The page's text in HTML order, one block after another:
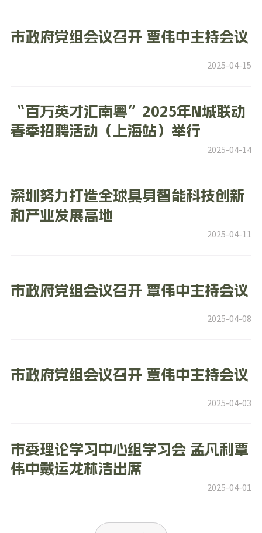
2025-04-15
市政府党组会议召开 覃伟中主持会议
2025-04-14
“百万英才汇南粤”2025年N城联动
春季招聘活动（上海站）举行
2025-04-11
深圳努力打造全球具身智能科技创新
和产业发展高地
2025-04-08
市政府党组会议召开 覃伟中主持会议
2025-04-03
市政府党组会议召开 覃伟中主持会议
2025-04-01
市委理论学习中心组学习会 孟凡利覃
伟中戴运龙林洁出席